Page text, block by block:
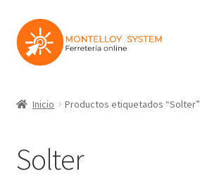
Ir
a
la
Ir
al
contenido
Jardin y Terraza
Inicio Productos etiquetados “Solter”
Solter